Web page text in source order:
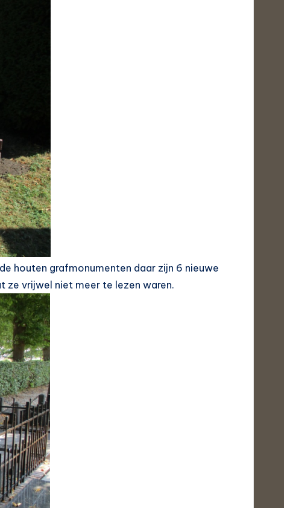
houten grafmonumenten daar zijn 6 nieuwe
ze vrijwel niet meer te lezen waren.